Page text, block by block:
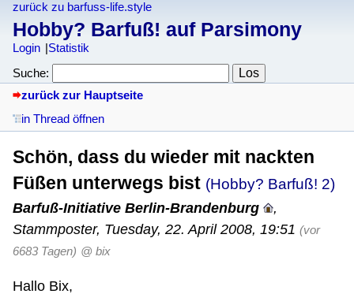
zurück zu barfuss-life.style
Hobby? Barfuß! auf Parsimony
Login
Statistik
Suche:
zurück zur Hauptseite
in Thread öffnen
Schön, dass du wieder mit nackten
Füßen unterwegs bist (Hobby? Barfuß! 2)
Barfuß-Initiative Berlin-Brandenburg
,
Stammposter, Tuesday, 22. April 2008, 19:51 (vor
6683 Tagen) @ bix
Hallo Bix,